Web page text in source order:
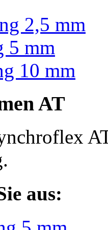
2,5 mm
5 mm
10 mm
AT
aus: